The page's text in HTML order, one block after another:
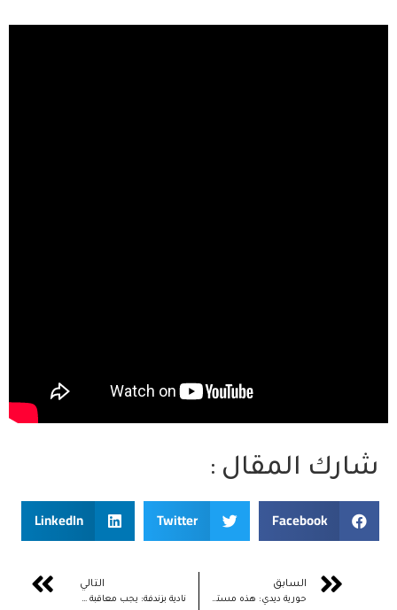
شارك المقال :
Facebook
Twitter
LinkedIn
السابق
حورية ديدي: هذه مستجدات تعميم التغطية الصحية وثغراتها ولابد من فتح باب التشاور العمومي
التالي
نادية بزندفة: يجب معاقبة من يحاول تزويج ابنته في سن 16 سنة لأن مكانها هو المدرسة!